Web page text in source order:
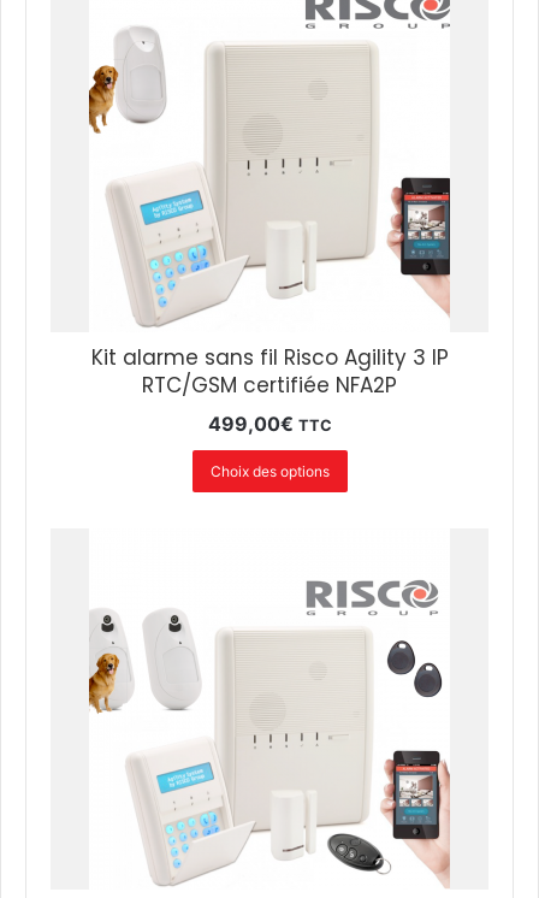
Kit alarme sans fil Risco Agility 3 IP
RTC/GSM certifiée NFA2P
499,00€ TTC
Choix des options